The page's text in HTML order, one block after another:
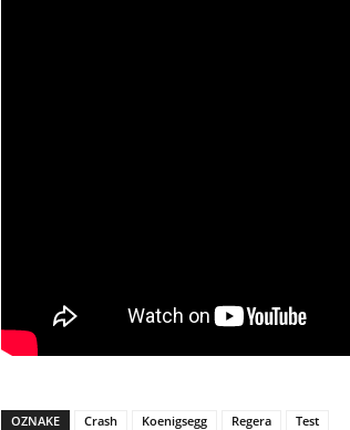
OZNAKE Crash Koenigsegg Regera Test